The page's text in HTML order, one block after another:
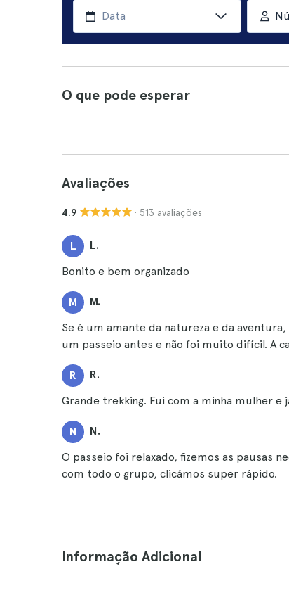
O que pode esperar
Avaliações
4.9 · 513 avaliações
L L.
Bonito e bem organizado
M M.
Se é um amante da natureza e da
um passeio antes e não foi muito difícil. A
R R.
Grande trekking. Fui com a minha mulher
N N.
O passeio foi relaxado, fizemos as pausas
com todo o grupo, clicámos super rápido.
Informação Adicional